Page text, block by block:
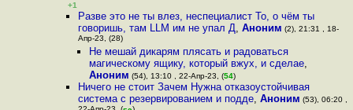
+1
Разве это не ты влез, неспециалист То, о чём ты
говоришь, там LLM им не упал Д,Аноним (2), 21:31 , 18-
Апр-23, (28)
Не мешай дикарям плясать и радоваться
магическому ящику, который вжух, и сделае,
Аноним (54), 13:10 , 22-Апр-23, (54)
Ничего не стоит Зачем Нужна отказоустойчивая
система с резервированием и подде,Аноним (53), 06:20 ,